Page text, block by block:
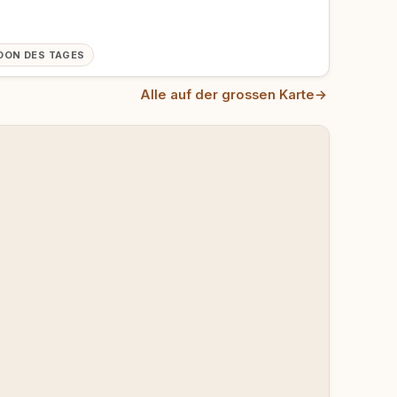
DES TAGES
Alle auf der grossen Karte→